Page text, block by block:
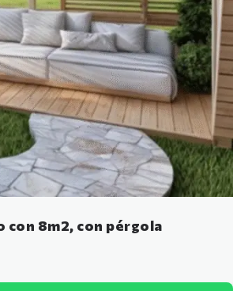
con 8m2, con pérgola